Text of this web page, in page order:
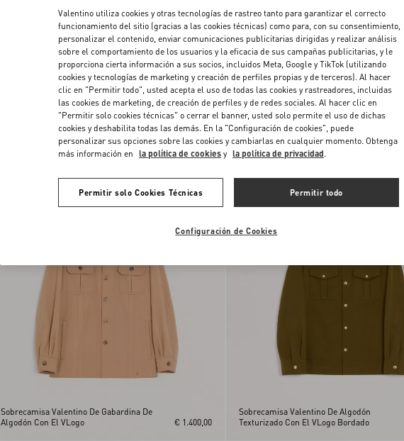
Sudadera Valentino De Viscosa Con
€ 1.600,00
Rompevientos Ligero De Nailon Con
Capucha Valentino Con V Incrustada
Sobrecamisa Valentino De Gabardina De
Algodón Con El VLogo
€ 1.400,00
Nuevo
Sobrecamisa Valentino De Algodón
Texturizado Con El VLogo Bordado
Valentino utiliza cookies y otras tecnologías de rastreo tanto para garantizar el correcto
funcionamiento del sitio (gracias a las cookies técnicas) como para, con su consentimiento,
personalizar el contenido, enviar comunicaciones publicitarias dirigidas y realizar análisis
sobre el comportamiento de los usuarios y la eficacia de sus campañas publicitarias, y le
proporciona cierta información a sus socios, incluidos Meta, Google y TikTok (utilizando
cookies y tecnologías de marketing y creación de perfiles propias y de terceros). Al hacer
clic en "Permitir todo", usted acepta el uso de todas las cookies y rastreadores, incluidas
las cookies de marketing, de creación de perfiles y de redes sociales. Al hacer clic en
"Permitir solo cookies técnicas" o cerrar el banner, usted solo permite el uso de dichas
cookies y deshabilita todas las demás. En la "Configuración de cookies", puede
personalizar sus opciones sobre las cookies y cambiarlas en cualquier momento. Obtenga
más información en la política de cookies y la política de privacidad.
Permitir solo Cookies Técnicas Permitir todo
Configuración de Cookies